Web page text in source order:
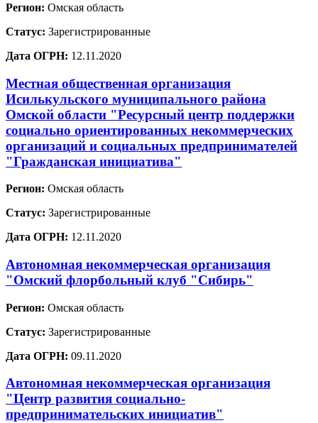
Регион: Омская область
Статус: Зарегистрированные
Дата ОГРН: 12.11.2020
Местная общественная организация
Исилькульского муниципального района
Омской области "Ресурсный центр поддержки
социально ориентированных некоммерческих
организаций и социальных предпринимателей
"Гражданская инициатива"
Регион: Омская область
Статус: Зарегистрированные
Дата ОГРН: 12.11.2020
Автономная некоммерческая организация
"Омский флорбольный клуб "Сибирь"
Регион: Омская область
Статус: Зарегистрированные
Дата ОГРН: 09.11.2020
Автономная некоммерческая организация
"Центр развития социально-
предпринимательских инициатив"